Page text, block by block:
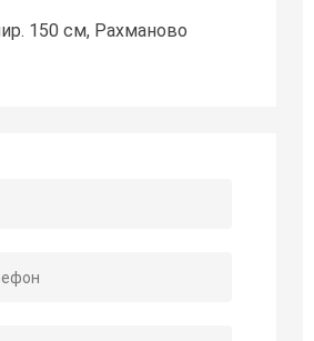
150 см, Рахманово